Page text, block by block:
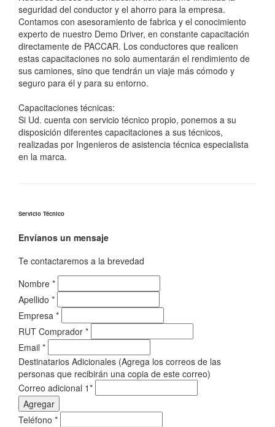
seguridad del conductor y el ahorro para la empresa.
Contamos con asesoramiento de fabrica y el conocimiento
experto de nuestro Demo Driver, en constante capacitación
directamente de PACCAR. Los conductores que realicen
estas capacitaciones no solo aumentarán el rendimiento de
sus camiones, sino que tendrán un viaje más cómodo y
seguro para él y para su entorno.
Capacitaciones técnicas:
Si Ud. cuenta con servicio técnico propio, ponemos a su
disposición diferentes capacitaciones a sus técnicos,
realizadas por Ingenieros de asistencia técnica especialista
en la marca.
Servicio Técnico
Envíanos un mensaje
Te contactaremos a la brevedad
Nombre *
Apellido *
Empresa *
RUT Comprador *
Email *
Destinatarios Adicionales (Agrega los correos de las
personas que recibirán una copia de este correo)
Correo adicional 1*
Agregar
Teléfono *